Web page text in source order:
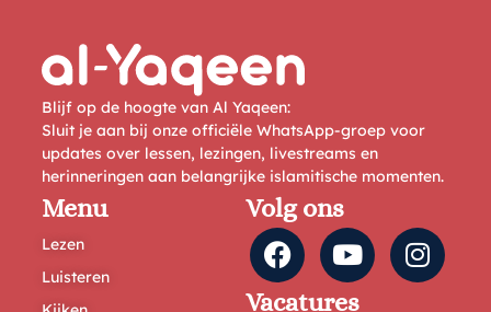
Blijf op de hoogte van Al Yaqeen:
Sluit je aan bij onze officiële WhatsApp-groep voor
updates over lessen, lezingen, livestreams en
herinneringen aan belangrijke islamitische momenten.
Menu
Lezen
Luisteren
Volg ons
Vacatures